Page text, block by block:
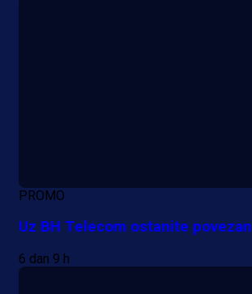
PROMO
Uz BH Telecom ostanite
6 dan 9 h